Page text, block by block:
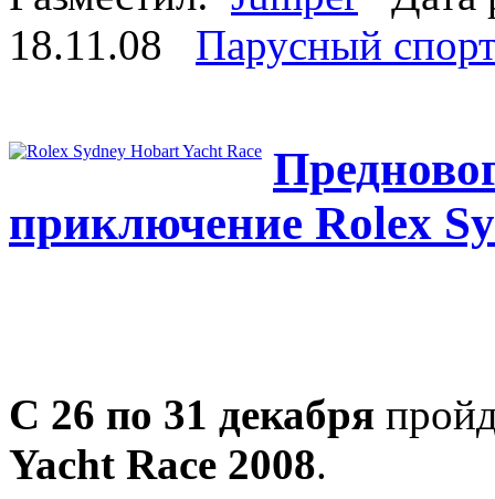
18.11.08 Парусный
приключение Rolex
С 26 по 31 декабря
Yacht Race 2008.